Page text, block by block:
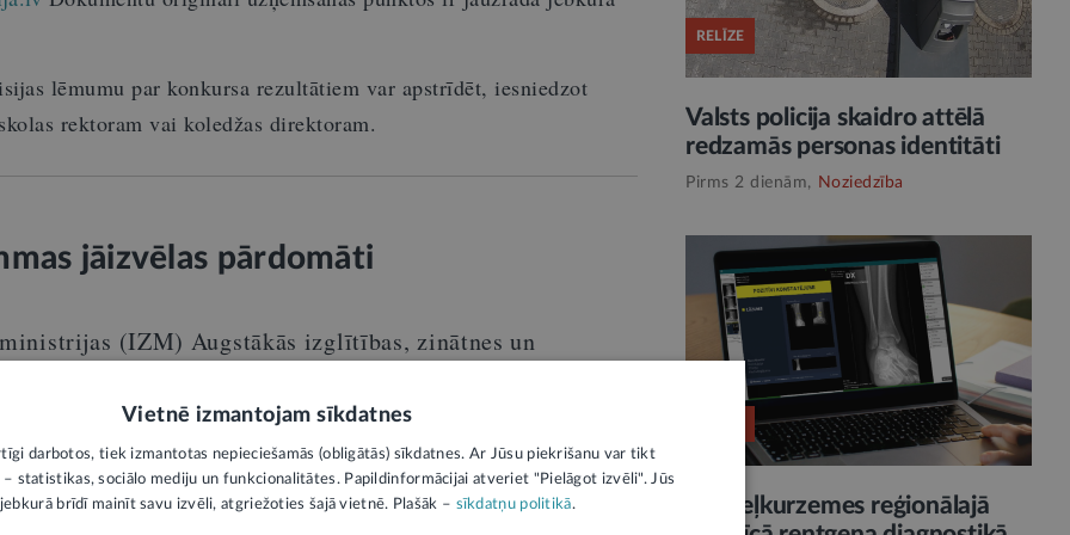
lēmumu par konkursa rezultātiem var apstrīdēt, iesniedzot
rektoram vai koledžas direktoram.
jāizvēlas pārdomāti
(IZM) Augstākās izglītības, zinātnes un
speciālists
interesē, nevis šķiet elitāras vai kurās, iespējams,
RELĪZE
Valsts policija skaidro attēlā
redzamās personas identitāti
Pirms 2 dienām, Noziedzība
Ziemeļkurzemes reģionālajā
Vietnē izmantojam sīkdatnes
darbotos, tiek izmantotas nepieciešamās (obligātās) sīkdatnes. Ar Jūsu piekrišanu var tikt
statistikas, sociālo mediju un funkcionalitātes. Papildinformācijai atveriet "Pielāgot izvēli". Jūs
brīdī mainīt savu izvēli, atgriežoties šajā vietnē. Plašāk – sīkdatņu politikā.